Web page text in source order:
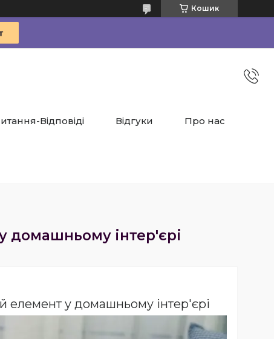
Кошик
Відповіді Відгуки Про нас
домашньому інтер'єрі
елемент у домашньому інтер'єрі